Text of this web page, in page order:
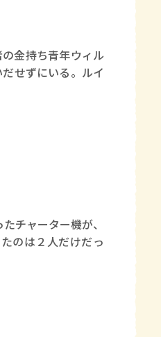
金持ち青年ウィル
せずにいる。ルイ
チャーター機が、
のは２人だけだっ